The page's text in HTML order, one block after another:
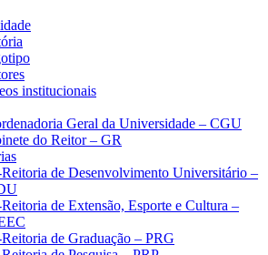
institucionais
Geral da Universidade – CGU
do Reitor – GR
de Desenvolvimento Universitário –
de Extensão, Esporte e Cultura –
de Graduação – PRG